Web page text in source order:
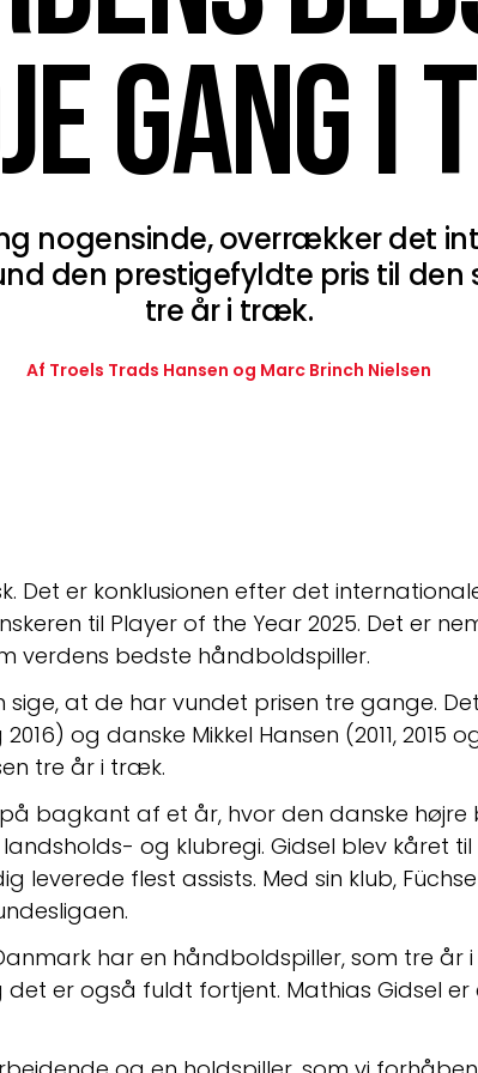
GANG
nogensinde, overrækker det
den prestigefyldte pris til den
tre år i træk.
Af Troels Trads Hansen og Marc Brinch Nielsen
Det er konklusionen efter det
til Player of the Year 2025. Det er
verdens bedste håndboldspiller.
sige, at de har vundet prisen tre gange.
og danske Mikkel Hansen (2011, 2015
tre år i træk.
bagkant af et år, hvor den danske højre
og klubregi. Gidsel blev kåret til
leverede flest assists. Med sin klub,
har en håndboldspiller, som tre
det er også fuldt fortjent. Mathias Gidsel